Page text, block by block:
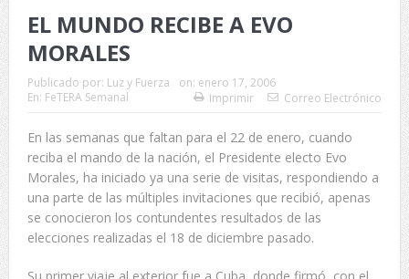
EL MUNDO RECIBE A EVO
MORALES
Publicado por: Luz y Fuerza on: enero 17, 2006
En: FeTERA Semanal Imprimir Correo Electrónico
En las semanas que faltan para el 22 de enero, cuando
reciba el mando de la nación, el Presidente electo Evo
Morales, ha iniciado ya una serie de visitas, respondiendo a
una parte de las múltiples invitaciones que recibió, apenas
se conocieron los contundentes resultados de las
elecciones realizadas el 18 de diciembre pasado.